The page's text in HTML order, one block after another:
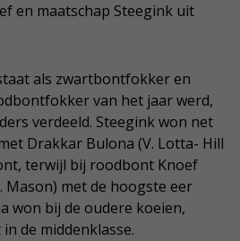
en maatschap Steegink uit
als zwartbontfokker en
van het jaar werd,
verdeeld. Steegink won net
Drakkar Bulona (V. Lotta- Hill
terwijl bij roodbont Knoef
Mason) met de hoogste eer
won bij de oudere koeien,
de middenklasse.